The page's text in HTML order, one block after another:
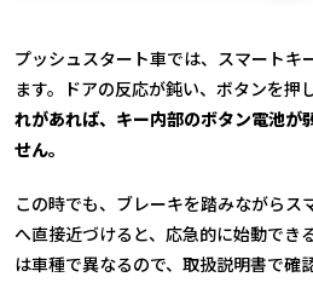
プッシュスタート車では、スマートキ
ます。ドアの反応が鈍い、ボタンを押
れがあれば、キー内部のボタン電池が
せん。
この時でも、ブレーキを踏みながらス
へ直接近づけると、応急的に始動でき
は車種で異なるので、取扱説明書で確